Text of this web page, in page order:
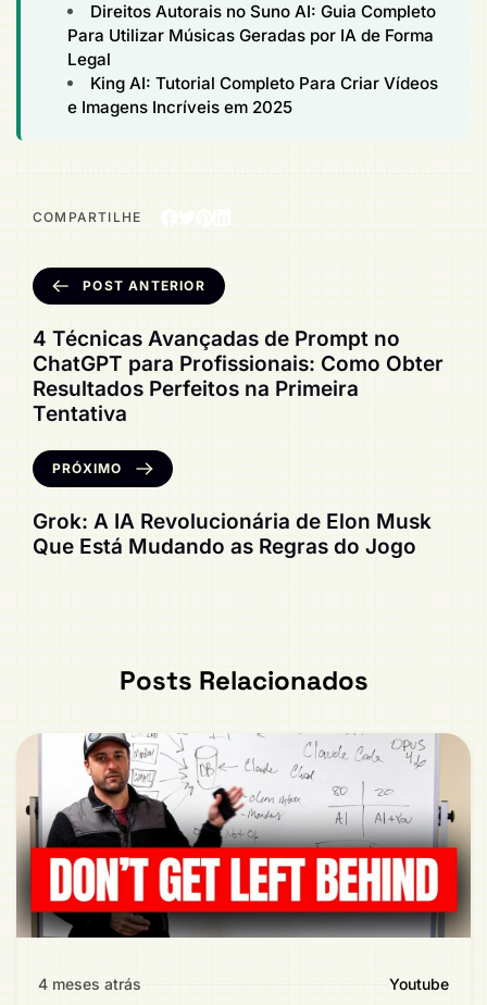
Direitos Autorais no Suno AI: Guia Completo
Para Utilizar Músicas Geradas por IA de Forma
Legal
King AI: Tutorial Completo Para Criar Vídeos
e Imagens Incríveis em 2025
COMPARTILHE
POST ANTERIOR
4 Técnicas Avançadas de Prompt no
ChatGPT para Profissionais: Como Obter
Resultados Perfeitos na Primeira
Tentativa
PRÓXIMO
Grok: A IA Revolucionária de Elon Musk
Que Está Mudando as Regras do Jogo
Posts Relacionados
4 meses atrás Youtube